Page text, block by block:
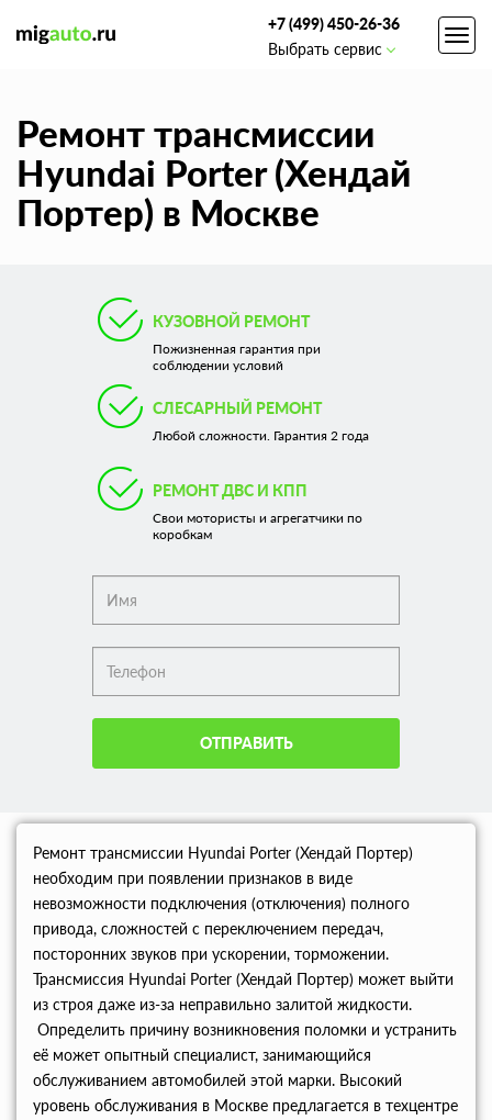
+7 (499) 450-26-36
Выбрать сервис
Ремонт трансмиссии
Hyundai Porter (Хендай
Портер) в Москве
КУЗОВНОЙ РЕМОНТ
Пожизненная гарантия при
соблюдении условий
СЛЕСАРНЫЙ РЕМОНТ
Любой сложности. Гарантия 2 года
РЕМОНТ ДВС И КПП
Свои мотористы и агрегатчики по
коробкам
ОТПРАВИТЬ
Ремонт трансмиссии Hyundai Porter (Хендай Портер)
необходим при появлении признаков в виде
невозможности подключения (отключения) полного
привода, сложностей с переключением передач,
посторонних звуков при ускорении, торможении.
Трансмиссия Hyundai Porter (Хендай Портер) может выйти
из строя даже из-за неправильно залитой жидкости.
Определить причину возникновения поломки и устранить
её может опытный специалист, занимающийся
обслуживанием автомобилей этой марки. Высокий
уровень обслуживания в Москве предлагается в техцентре